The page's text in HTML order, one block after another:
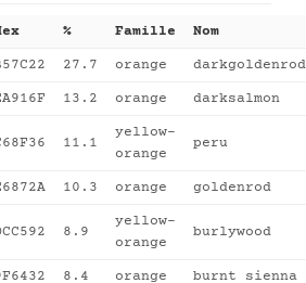
% Famille Nom
27.7 orange darkgoldenrod
13.2 orange darksalmon
11.1
yellow-
orange
peru
10.3 orange goldenrod
8.9
yellow-
orange
burlywood
8.4 orange burnt sienna